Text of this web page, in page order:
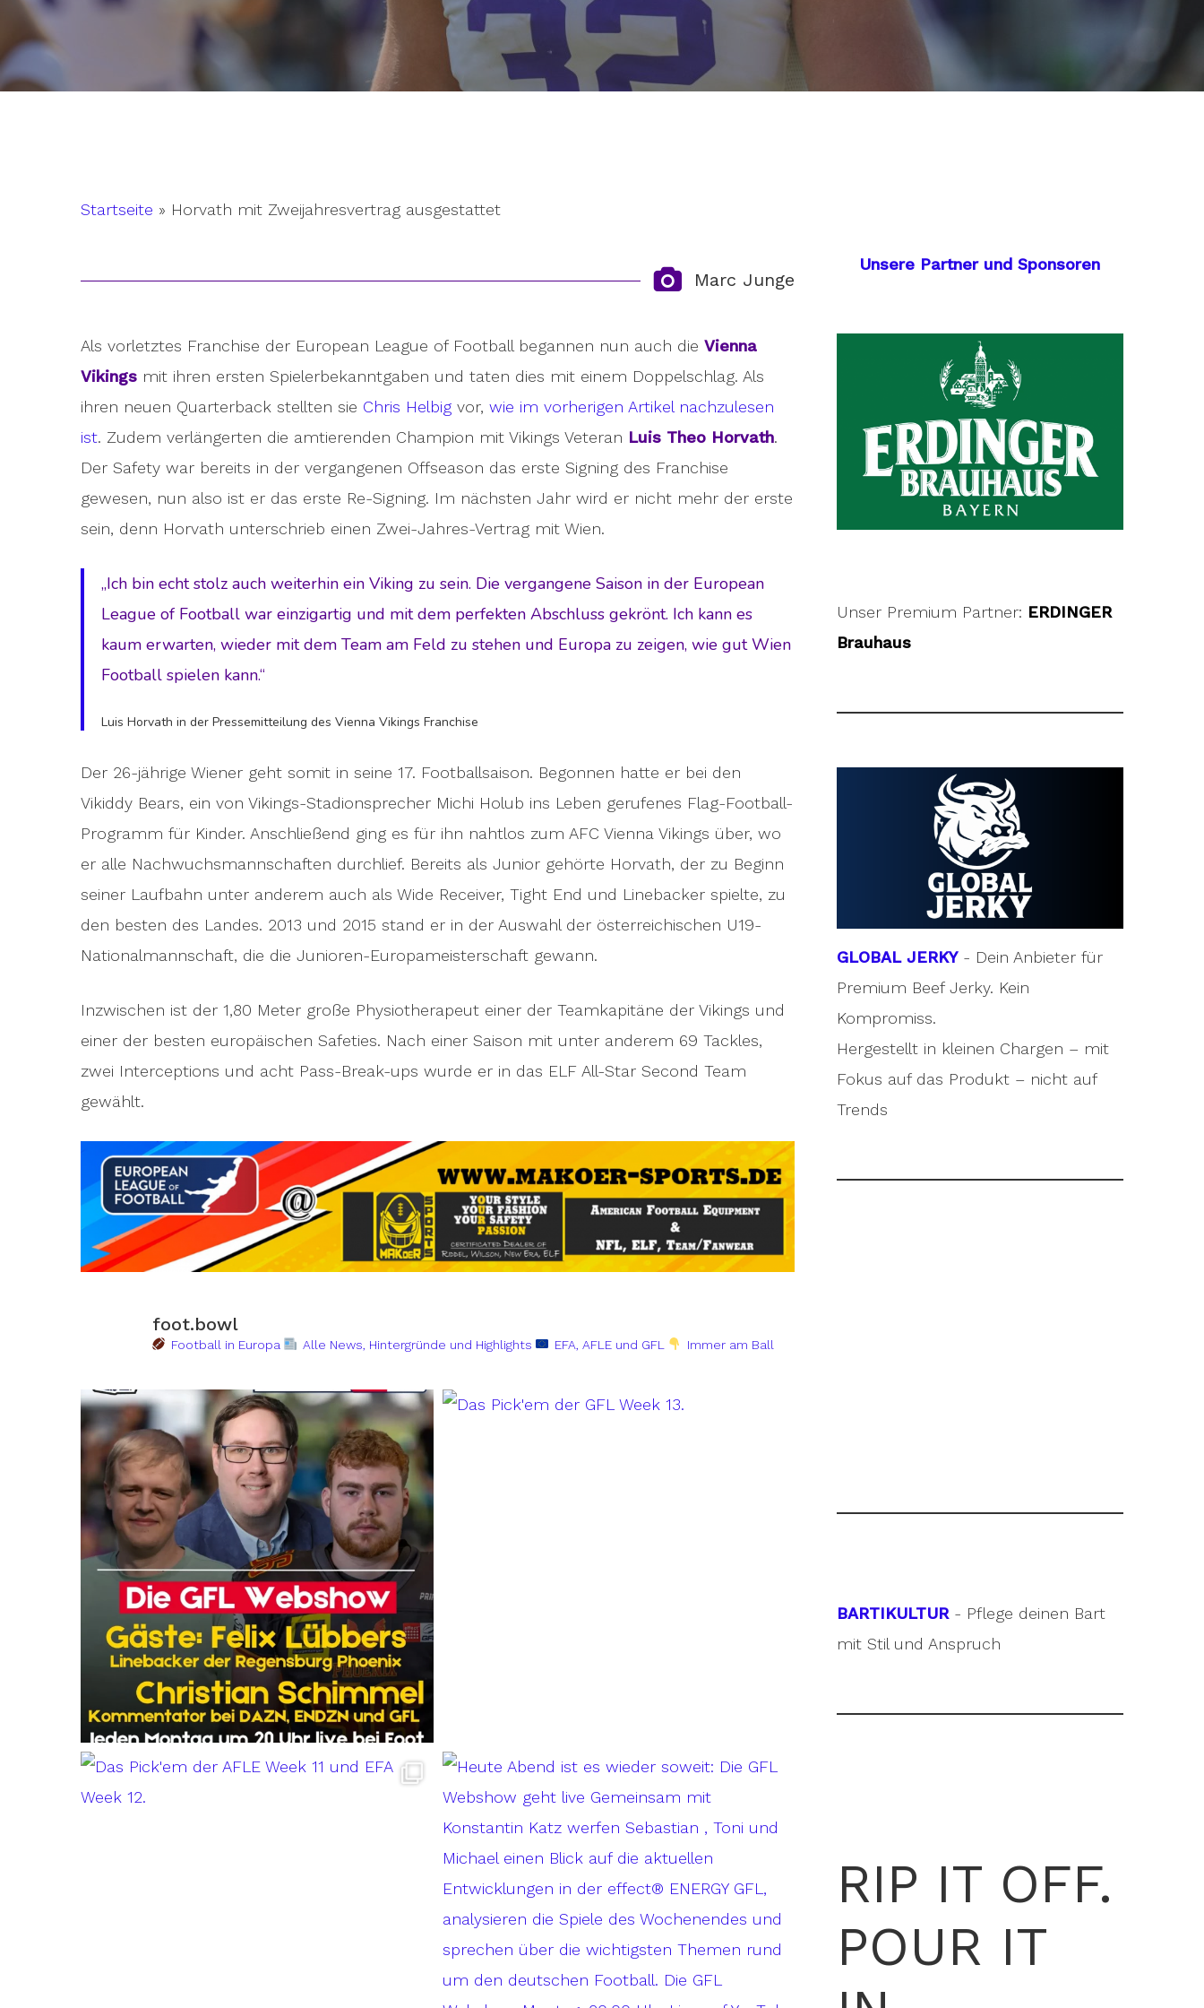
Hit enter to search or ESC to close
Startseite » Horvath mit Zweijahresvertrag ausgestattet
Marc Junge
Als vorletztes Franchise der European League of Football begannen nun auch die Vienna
Vikings mit ihren ersten Spielerbekanntgaben und taten dies mit einem Doppelschlag. Als
ihren neuen Quarterback stellten sie Chris Helbig vor, wie im vorherigen Artikel nachzulesen
ist. Zudem verlängerten die amtierenden Champion mit Vikings Veteran Luis Theo Horvath.
Der Safety war bereits in der vergangenen Offseason das erste Signing des Franchise
gewesen, nun also ist er das erste Re-Signing. Im nächsten Jahr wird er nicht mehr der erste
sein, denn Horvath unterschrieb einen Zwei-Jahres-Vertrag mit Wien.
„Ich bin echt stolz auch weiterhin ein Viking zu sein. Die vergangene Saison in der European
League of Football war einzigartig und mit dem perfekten Abschluss gekrönt. Ich kann es
kaum erwarten, wieder mit dem Team am Feld zu stehen und Europa zu zeigen, wie gut Wien
Football spielen kann.“
Luis Horvath in der Pressemitteilung des Vienna Vikings Franchise
Der 26-jährige Wiener geht somit in seine 17. Footballsaison. Begonnen hatte er bei den
Vikiddy Bears, ein von Vikings-Stadionsprecher Michi Holub ins Leben gerufenes Flag-Football-
Programm für Kinder. Anschließend ging es für ihn nahtlos zum AFC Vienna Vikings über, wo
er alle Nachwuchsmannschaften durchlief. Bereits als Junior gehörte Horvath, der zu Beginn
seiner Laufbahn unter anderem auch als Wide Receiver, Tight End und Linebacker spielte, zu
den besten des Landes. 2013 und 2015 stand er in der Auswahl der österreichischen U19-
Nationalmannschaft, die die Junioren-Europameisterschaft gewann.
Inzwischen ist der 1,80 Meter große Physiotherapeut einer der Teamkapitäne der Vikings und
einer der besten europäischen Safeties. Nach einer Saison mit unter anderem 69 Tackles,
zwei Interceptions und acht Pass-Break-ups wurde er in das ELF All-Star Second Team
gewählt.
foot.bowl
Football in Europa Alle News, Hintergründe und Highlights EFA, AFLE und GFL Immer am Ball
Unsere Partner und Sponsoren
Unser Premium Partner: ERDINGER
Brauhaus
GLOBAL JERKY- Dein Anbieter für
Premium Beef Jerky. Kein
Kompromiss.
Hergestellt in kleinen Chargen – mit
Fokus auf das Produkt – nicht auf
Trends
BARTIKULTUR- Pflege deinen Bart
mit Stil und Anspruch
RIP IT OFF.
POUR IT